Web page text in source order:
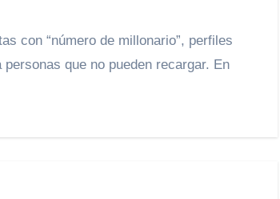
que no pueden recargar. En